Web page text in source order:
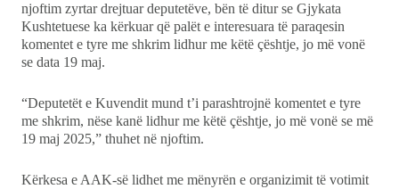
njoftim zyrtar drejtuar deputetëve, bën të ditur se Gjykata
Kushtetuese ka kërkuar që palët e interesuara të paraqesin
komentet e tyre me shkrim lidhur me këtë çështje, jo më vonë
se data 19 maj.
“Deputetët e Kuvendit mund t’i parashtrojnë komentet e tyre
me shkrim, nëse kanë lidhur me këtë çështje, jo më vonë se më
19 maj 2025,” thuhet në njoftim.
Kërkesa e AAK-së lidhet me mënyrën e organizimit të votimit